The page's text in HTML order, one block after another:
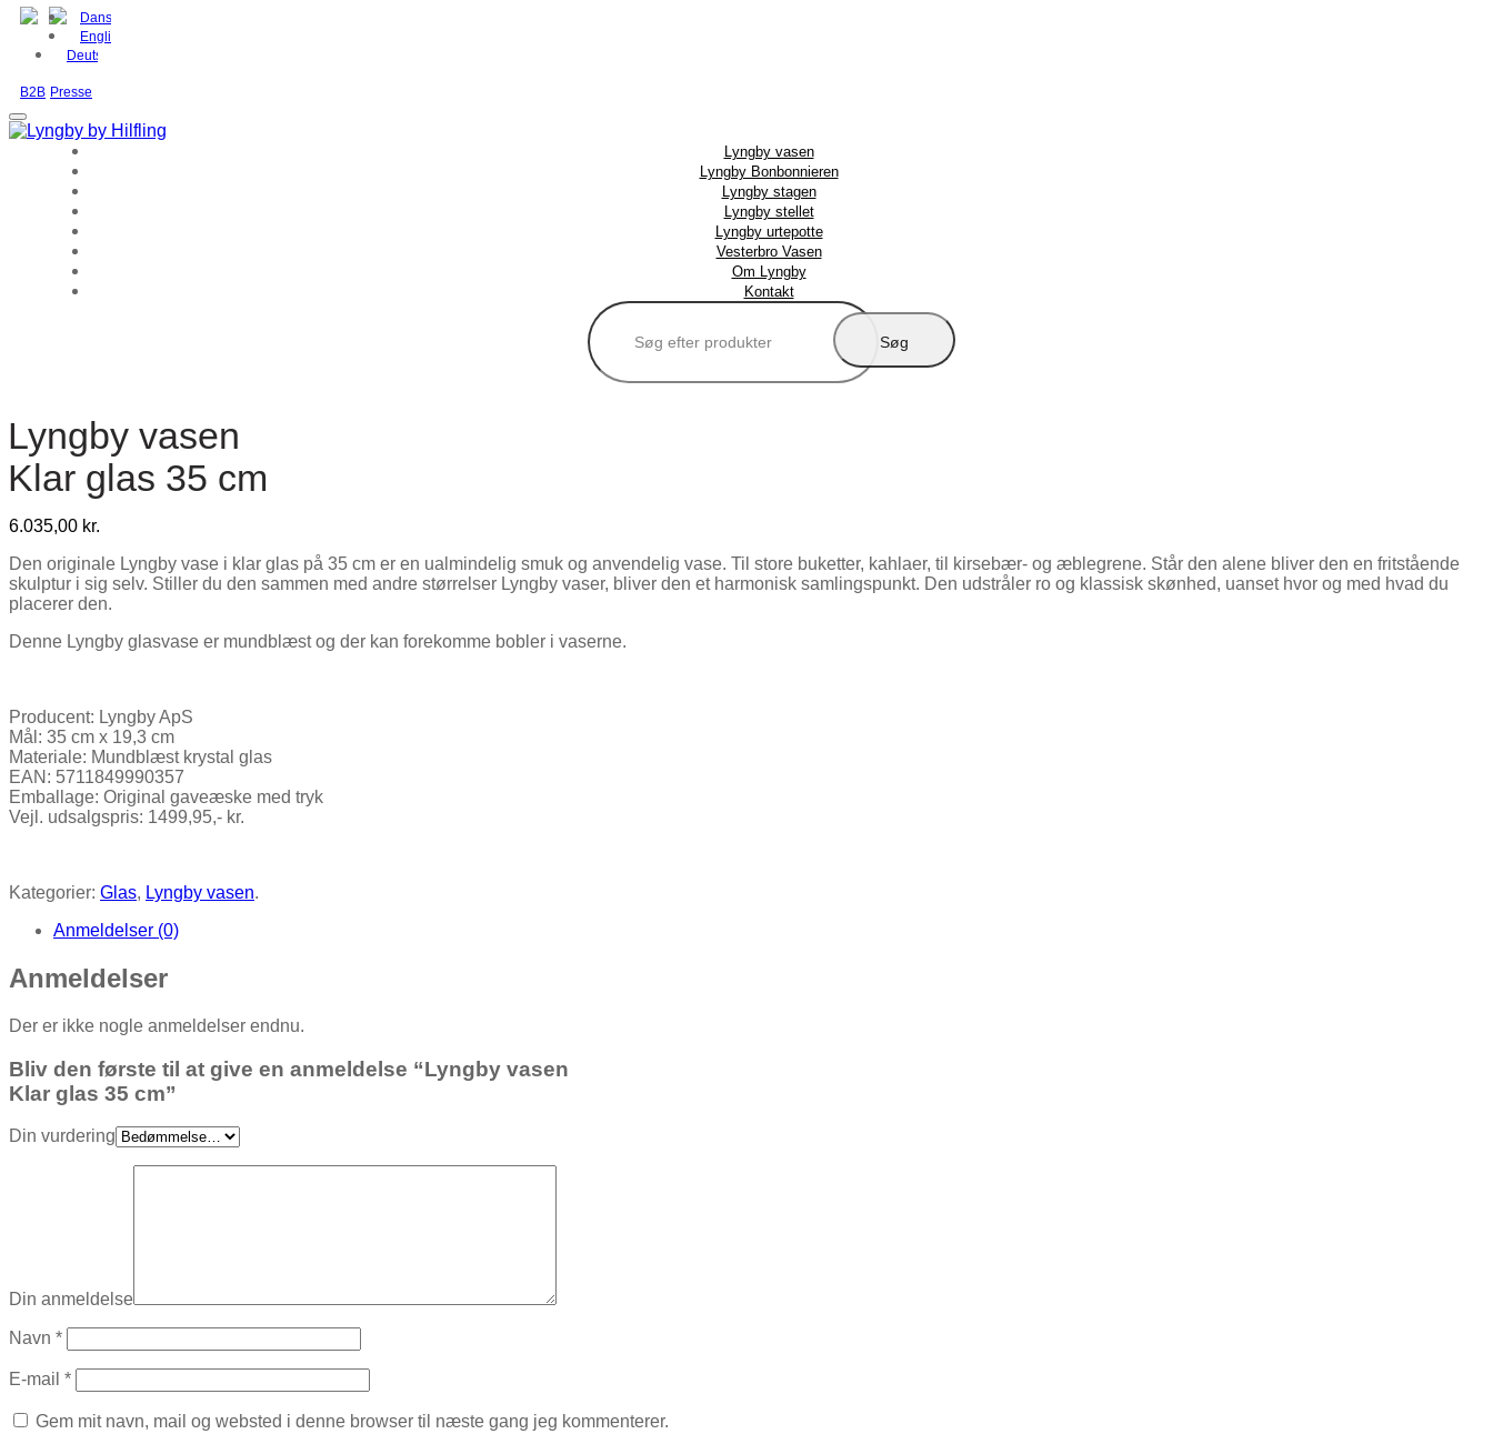
Dansk
English
Deutsch
B2B Presse
Lyngby vasen
Lyngby Bonbonnieren
Lyngby stagen
Lyngby stellet
Lyngby urtepotte
Vesterbro Vasen
Om Lyngby
Kontakt
Søg
efter:
Lyngby vasen
Klar glas 35 cm
6.035,00 kr.
Den originale Lyngby vase i klar glas på 35 cm er en ualmindelig smuk og anvendelig vase. Til store buketter, kahlaer, til kirsebær- og æblegrene. Står den alene bliver den en fritstående
skulptur i sig selv. Stiller du den sammen med andre størrelser Lyngby vaser, bliver den et harmonisk samlingspunkt. Den udstråler ro og klassisk skønhed, uanset hvor og med hvad du
placerer den.
Denne Lyngby glasvase er mundblæst og der kan forekomme bobler i vaserne.
Producent: Lyngby ApS
Mål: 35 cm x 19,3 cm
Materiale: Mundblæst krystal glas
EAN: 5711849990357
Emballage: Original gaveæske med tryk
Vejl. udsalgspris: 1499,95,- kr.
Kategorier: Glas, Lyngby vasen.
Anmeldelser (0)
Anmeldelser
Der er ikke nogle anmeldelser endnu.
Bliv den første til at give en anmeldelse “Lyngby vasen
Klar glas 35 cm”
Din vurdering
Din anmeldelse
Navn *
E-mail *
Gem mit navn, mail og websted i denne browser til næste gang jeg kommenterer.